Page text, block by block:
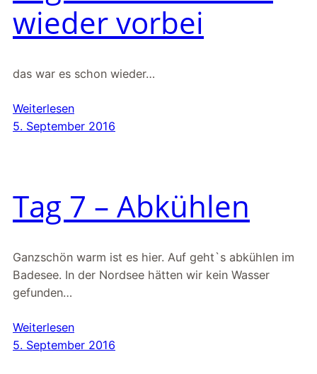
wieder vorbei
das war es schon wieder…
Weiterlesen
5. September 2016
Tag 7 – Abkühlen
Ganzschön warm ist es hier. Auf geht`s abkühlen im
Badesee. In der Nordsee hätten wir kein Wasser
gefunden…
Weiterlesen
5. September 2016